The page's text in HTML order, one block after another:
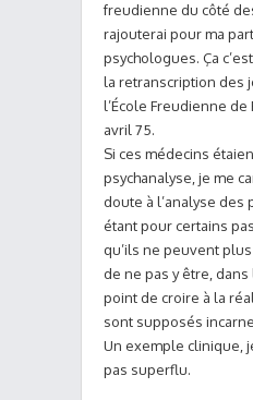
freudienne du côté
rajouterai pour ma
psychologues. Ça
la retranscription des
l’École Freudienne de
avril 75.
Si ces médecins
psychanalyse, je me
doute à l’analyse des
étant pour certains
qu’ils ne peuvent
de ne pas y être,
point de croire à la
sont supposés
Un exemple clinique,
pas superflu.